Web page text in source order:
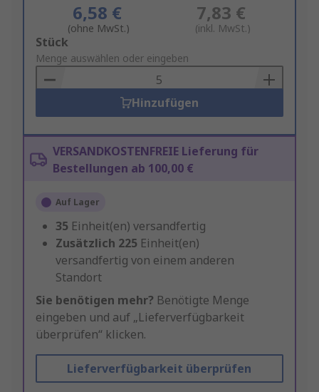
6,58 €
(ohne MwSt.)
7,83 €
(inkl. MwSt.)
Add
to
Basket
Stück
Menge auswählen oder eingeben
Hinzufügen
VERSANDKOSTENFREIE Lieferung für
Bestellungen ab 100,00 €
Auf Lager
35 Einheit(en) versandfertig
Zusätzlich 225 Einheit(en)
versandfertig von einem anderen
Standort
Sie benötigen mehr? Benötigte Menge
eingeben und auf „Lieferverfügbarkeit
überprüfen“ klicken.
Lieferverfügbarkeit überprüfen